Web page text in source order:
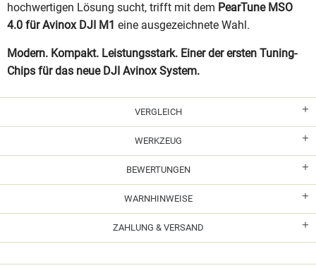
hochwertigen Lösung sucht, trifft mit dem PearTune MSO
4.0 für Avinox DJI M1 eine ausgezeichnete Wahl.
Modern. Kompakt. Leistungsstark. Einer der ersten Tuning-
Chips für das neue DJI Avinox System.
VERGLEICH
WERKZEUG
BEWERTUNGEN
WARNHINWEISE
ZAHLUNG & VERSAND